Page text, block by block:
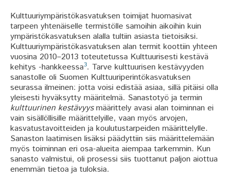
Kulttuuriympäristökasvatuksen toimijat huomasivat
tarpeen yhtenäiselle termistölle samoihin aikoihin kuin
ympäristökasvatuksen alalla tultiin asiasta tietoisiksi.
Kulttuuriympäristökasvatuksen alan termit koottiin yhteen
vuosina 2010–2013 toteutetussa Kulttuurisesti kestävä
kehitys -hankkeessa3. Tarve kulttuurisen kestävyyden
sanastolle oli Suomen Kulttuuriperintökasvatuksen
seurassa ilmeinen: jotta voisi edistää asiaa, sillä pitäisi olla
yleisesti hyväksytty määritelmä. Sanastotyö ja termin
kulttuurinen kestävyysmäärittely avasi alan toiminnan ei
vain sisällöllisille määrittelyille, vaan myös arvojen,
kasvatustavoitteiden ja koulutustarpeiden määrittelylle.
Sanaston laatimisen lisäksi päädyttiin siis määrittelemään
myös toiminnan eri osa-alueita aiempaa tarkemmin. Kun
sanasto valmistui, oli prosessi siis tuottanut paljon aiottua
enemmän tietoa ja tuloksia.